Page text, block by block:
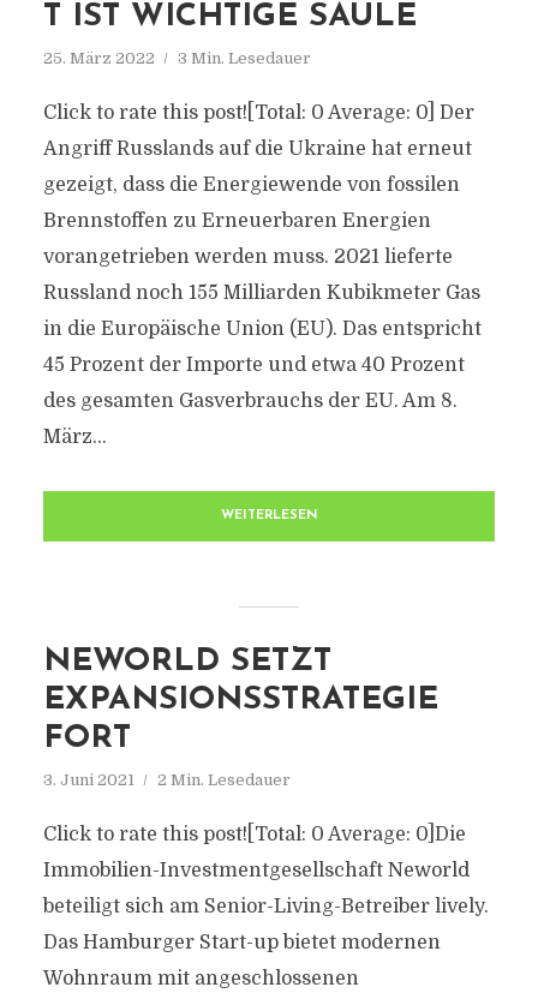
T IST WICHTIGE SÄULE
25. März 2022 3 Min. Lesedauer
Click to rate this post![Total: 0 Average: 0] Der
Angriff Russlands auf die Ukraine hat erneut
gezeigt, dass die Energiewende von fossilen
Brennstoffen zu Erneuerbaren Energien
vorangetrieben werden muss. 2021 lieferte
Russland noch 155 Milliarden Kubikmeter Gas
in die Europäische Union (EU). Das entspricht
45 Prozent der Importe und etwa 40 Prozent
des gesamten Gasverbrauchs der EU. Am 8.
März...
WEITERLESEN
NEWORLD SETZT
EXPANSIONSSTRATEGIE
FORT
3. Juni 2021 2 Min. Lesedauer
Click to rate this post![Total: 0 Average: 0]Die
Immobilien-Investmentgesellschaft Neworld
beteiligt sich am Senior-Living-Betreiber lively.
Das Hamburger Start-up bietet modernen
Wohnraum mit angeschlossenen